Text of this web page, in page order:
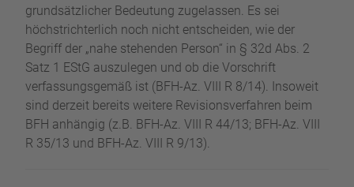
grundsätzlicher Bedeutung zugelassen. Es sei
höchstrichterlich noch nicht entscheiden, wie der
Begriff der „nahe stehenden Person“ in § 32d Abs. 2
Satz 1 EStG auszulegen und ob die Vorschrift
verfassungsgemäß ist (BFH-Az. VIII R 8/14). Insoweit
sind derzeit bereits weitere Revisionsverfahren beim
BFH anhängig (z.B. BFH-Az. VIII R 44/13; BFH-Az. VIII
R 35/13 und BFH-Az. VIII R 9/13).